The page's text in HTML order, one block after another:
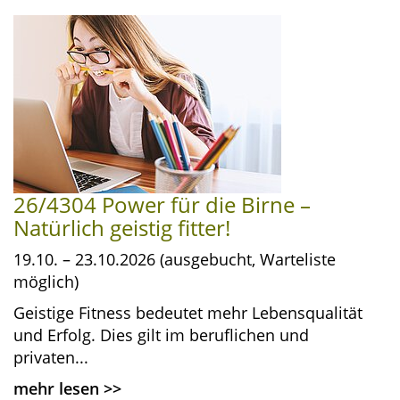
26/4304 Power für die Birne –
Natürlich geistig fitter!
19.10. – 23.10.2026 (ausgebucht, Warteliste
möglich)
Geistige Fitness bedeutet mehr Lebensqualität
und Erfolg. Dies gilt im beruflichen und
privaten...
mehr lesen >>